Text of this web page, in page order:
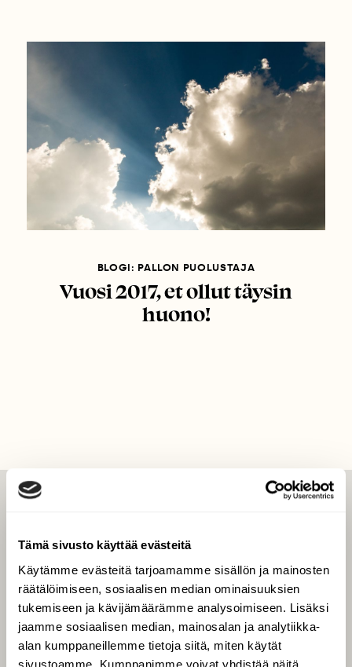
Tämä sivusto käyttää evästeitä
Käytämme evästeitä tarjoamamme sisällön ja mainosten
räätälöimiseen, sosiaalisen median ominaisuuksien
tukemiseen ja kävijämäärämme analysoimiseen. Lisäksi
jaamme sosiaalisen median, mainosalan ja analytiikka-
alan kumppaneillemme tietoja siitä, miten käytät
sivustoamme. Kumppanimme voivat yhdistää näitä
BLOGI: PALLON PUOLUSTAJA
Vuosi 2017, et ollut täysin
huono!
Uusin lehti
Tilaa Suomen Luonto
Tilaa digilukuoikeus
Äänestä parasta juttua
Tilaa uutiskirje